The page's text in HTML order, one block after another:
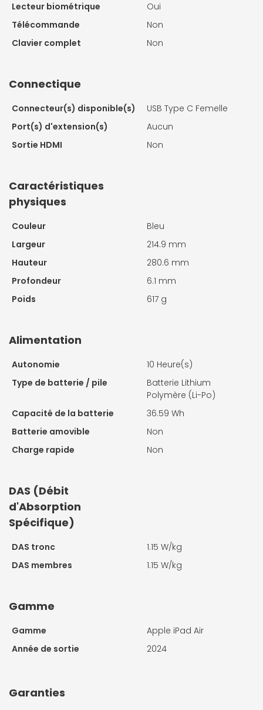
Lecteur biométrique
Oui
Télécommande
Non
Clavier complet
Non
Connectique
Connecteur(s) disponible(s)
USB Type C Femelle
Port(s) d'extension(s)
Aucun
Sortie HDMI
Non
Caractéristiques
physiques
Couleur
Bleu
Largeur
214.9 mm
Hauteur
280.6 mm
Profondeur
6.1 mm
Poids
617 g
Alimentation
Autonomie
10 Heure(s)
Type de batterie / pile
Batterie Lithium
Polymère (Li-Po)
Capacité de la batterie
36.59 Wh
Batterie amovible
Non
Charge rapide
Non
DAS (Débit
d'Absorption
Spécifique)
DAS tronc
1.15 W/kg
DAS membres
1.15 W/kg
Gamme
Gamme
Apple iPad Air
Année de sortie
2024
Garanties